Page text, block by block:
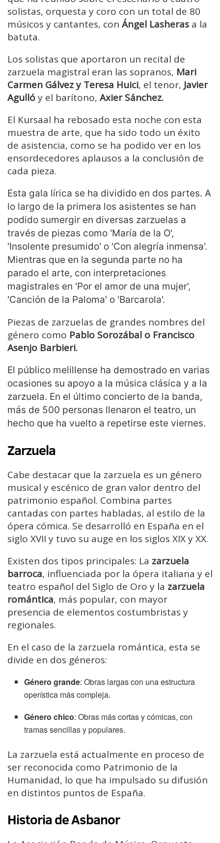
solistas, orquesta y coro con un total de 80
músicos y cantantes, con Ángel Lasheras a la
batuta.
Los solistas que aportaron un recital de
zarzuela magistral eran las sopranos, Mari
Carmen Gálvez y Teresa Huici, el tenor, Javier
Agullóy el barítono, Axier Sánchez.
El Kursaal ha rebosado esta noche con esta
muestra de arte, que ha sido todo un éxito
de asistencia, como se ha podido ver en los
ensordecedores aplausos a la conclusión de
cada pieza.
Esta gala lírica se ha dividido en dos partes. A
lo largo de la primera los asistentes se han
podido sumergir en diversas zarzuelas a
través de piezas como 'María de la O',
'Insolente presumido' o 'Con alegría inmensa'.
Mientras que en la segunda parte no ha
parado el arte, con interpretaciones
magistrales en 'Por el amor de una mujer',
'Canción de la Paloma' o 'Barcarola'.
Piezas de zarzuelas de grandes nombres del
género como Pablo Sorozábal o Francisco
Asenjo Barbieri.
El público melillense ha demostrado en varias
ocasiones su apoyo a la música clásica y a la
zarzuela. En el último concierto de la banda,
más de 500 personas llenaron el teatro, un
hecho que ha vuelto a repetirse este viernes.
Zarzuela
Cabe destacar que la zarzuela es un género
musical y escénico de gran valor dentro del
patrimonio español. Combina partes
cantadas con partes habladas, al estilo de la
ópera cómica. Se desarrolló en España en el
siglo XVII y tuvo su auge en los siglos XIX y XX.
Existen dos tipos principales: La zarzuela
barroca, influenciada por la ópera italiana y el
teatro español del Siglo de Oro y la zarzuela
romántica, más popular, con mayor
presencia de elementos costumbristas y
regionales.
En el caso de la zarzuela romántica, esta se
divide en dos géneros:
Género grande: Obras largas con una estructura
operística más compleja.
Género chico: Obras más cortas y cómicas, con
tramas sencillas y populares.
La zarzuela está actualmente en proceso de
ser reconocida como Patrimonio de la
Humanidad, lo que ha impulsado su difusión
en distintos puntos de España.
Historia de Asbanor